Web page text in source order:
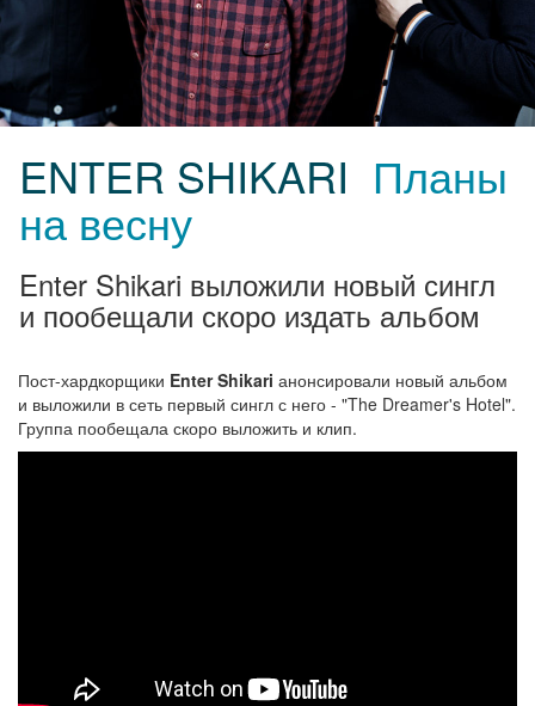
ENTER SHIKARI Планы
на весну
Enter Shikari выложили новый сингл
и пообещали скоро издать альбом
Пост-хардкорщики Enter Shikari анонсировали новый альбом
и выложили в сеть первый сингл с него - "The Dreamer's Hotel".
Группа пообещала скоро выложить и клип.